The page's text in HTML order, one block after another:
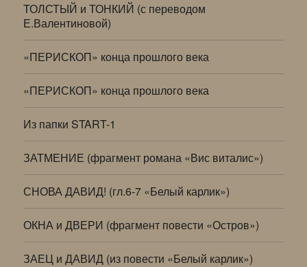
ТОЛСТЫЙ и ТОНКИЙ (с переводом
Е.Валентиновой)
«ПЕРИСКОП» конца прошлого века
«ПЕРИСКОП» конца прошлого века
Из папки START-1
ЗАТМЕНИЕ (фрагмент романа «Вис виталис»)
СНОВА ДАВИД! (гл.6-7 «Белый карлик»)
ОКНА и ДВЕРИ (фрагмент повести «Остров»)
ЗАЕЦ и ДАВИД (из повести «Белый карлик»)